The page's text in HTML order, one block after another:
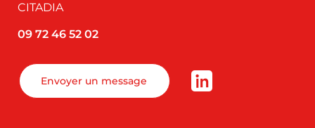
CITADIA
09 72 46 52 02
Envoyer un message